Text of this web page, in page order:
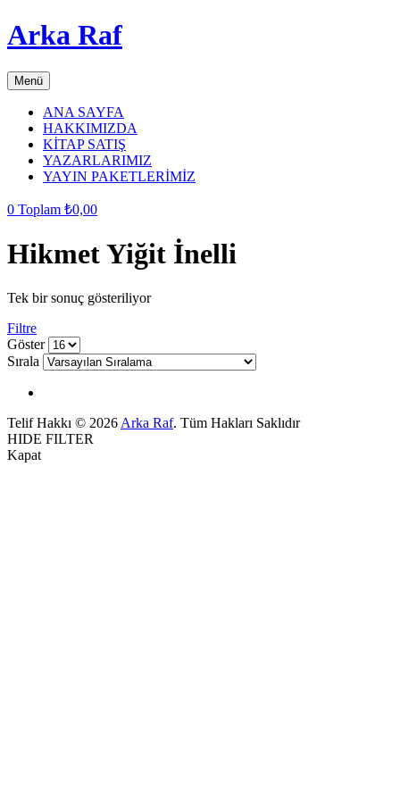
Arka Raf
Menü
ANA SAYFA
HAKKIMIZDA
KİTAP SATIŞ
YAZARLARIMIZ
YAYIN PAKETLERİMİZ
0 Toplam ₺0,00
Hikmet Yiğit İnelli
Tek bir sonuç gösteriliyor
Filtre
grid
button
list
button
Göster
Sırala
Telif Hakkı © 2026 Arka Raf. Tüm Hakları Saklıdır
HIDE FILTER
Kapat